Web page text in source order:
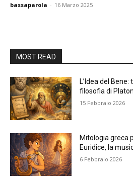
bassaparola - 16 Marzo 2025
MOST READ
L’Idea del
filosofia di
15 Febbraio 2026
Mitologia greca
Euridice, la
6 Febbraio 2026